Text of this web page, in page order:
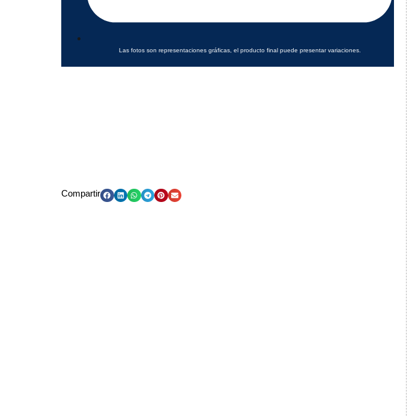
Las fotos son representaciones gráficas, el producto final puede presentar variaciones.
Compartir